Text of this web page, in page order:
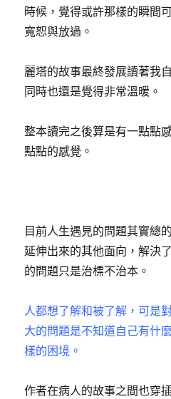
時候，覺得或許那樣的瞬間
寬恕與放過。
麗塔的故事最終發展讀著我
同時也還是覺得非常溫暖。
整本讀完之後算是有一點點
點點的感覺。
目前人生遇見的問題其實總
延伸出來的其他面向，解決
的問題只是治標不治本。
人都想了解和被了解，可是
大的問題是不知道自己有什
樣的困境。
作者在病人的故事之間也穿